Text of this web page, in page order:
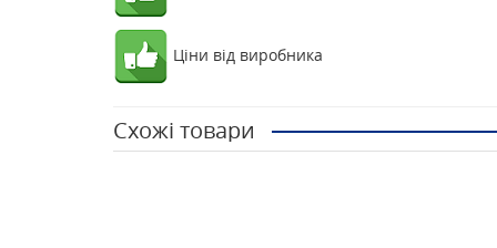
Ціни від виробника
Схожі товари